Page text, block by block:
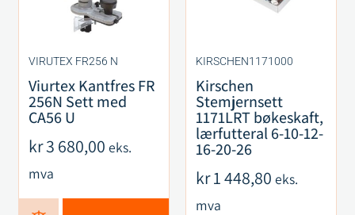
VIRUTEX FR256 N
Viurtex Kantfres FR
256N Sett med
CA56 U
kr3 680,00 eks.
mva
KIRSCHEN1171000
Kirschen
Stemjernsett
1171LRT bøkeskaft,
lærfutteral 6-10-12-
16-20-26
kr1 448,80 eks.
mva